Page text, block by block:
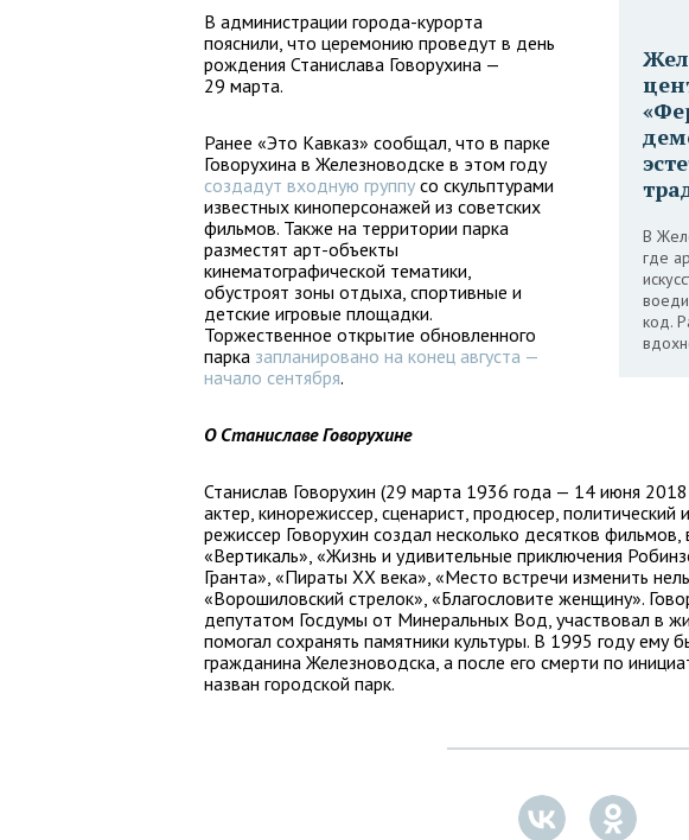
В
где
код.
В администрации города-курорта
пояснили, что церемонию проведут в день
рождения Станислава Говорухина —
29 марта.
Ранее «Это Кавказ» сообщал, что в парке
Говорухина в Железноводске в этом году
создадут входную группу со скульптурами
известных киноперсонажей из советских
фильмов. Также на территории парка
разместят арт-объекты
кинематографической тематики,
обустроят зоны отдыха, спортивные и
детские игровые площадки.
Торжественное открытие обновленного
парка запланировано на конец августа —
начало сентября.
О Станиславе Говорухине
Станислав Говорухин (29 марта 1936 года — 14 июня 2018
актер, кинорежиссер, сценарист, продюсер,
режиссер Говорухин создал несколько десятков
«Вертикаль», «Жизнь и удивительные приключения
Гранта», «Пираты XX века», «Место встречи изменить
«Ворошиловский стрелок», «Благословите женщину».
депутатом Госдумы от Минеральных Вод, участвовал в
помогал сохранять памятники культуры. В 1995 году ему
гражданина Железноводска, а после его смерти по
назван городской парк.